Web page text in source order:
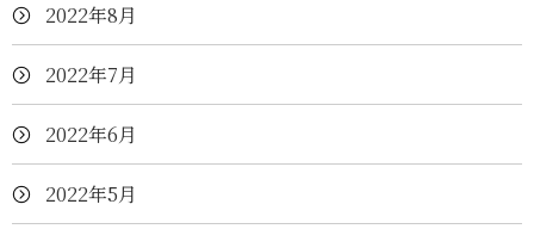
2022年8月
2022年7月
2022年6月
2022年5月